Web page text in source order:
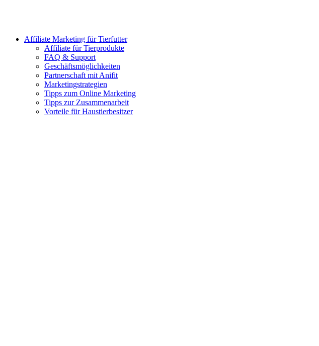
Affiliate Marketing für Tierfutter
Affiliate für Tierprodukte
FAQ & Support
Geschäftsmöglichkeiten
Partnerschaft mit Anifit
Marketingstrategien
Tipps zum Online Marketing
Tipps zur Zusammenarbeit
Vorteile für Haustierbesitzer